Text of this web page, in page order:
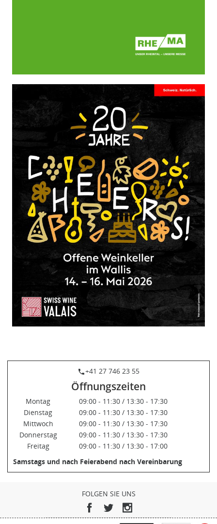
phone+41 27 746 23 55
Öffnungszeiten
Montag
09:00 - 11:30 / 13:30 - 17:30
Dienstag
09:00 - 11:30 / 13:30 - 17:30
Mittwoch
09:00 - 11:30 / 13:30 - 17:30
Donnerstag
09:00 - 11:30 / 13:30 - 17:30
Freitag
09:00 - 11:30 / 13:30 - 17:00
Samstags und nach Feierabend nach Vereinbarung
FOLGEN SIE UNS
Facebook
TwitterInstagram